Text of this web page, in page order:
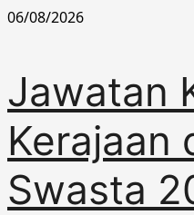
Skip
06/08/2026
Jawatan
Kerajaan
Swasta